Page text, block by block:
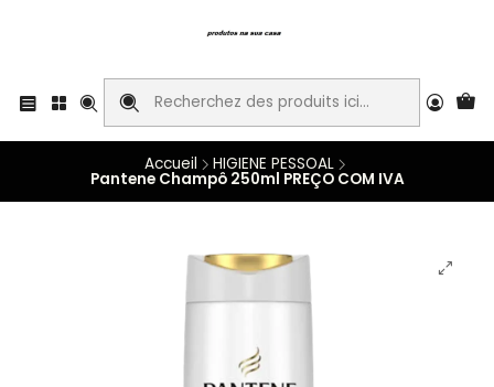
Accueil HIGIENE PESSOAL
Pantene Champô 250ml PREÇO COM IVA